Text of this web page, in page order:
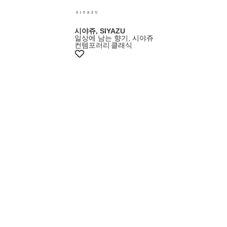
시야쥬, SIYAZU
일상에 남는 향기, 시야쥬
컨템포러리 클래식